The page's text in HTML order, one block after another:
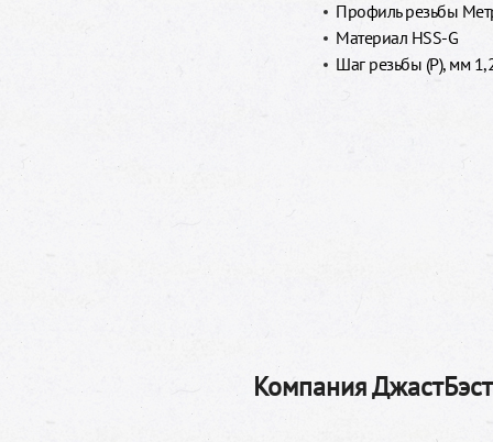
Профиль резьбы
Материал HSS-G
Шаг резьбы (P), мм
Компания